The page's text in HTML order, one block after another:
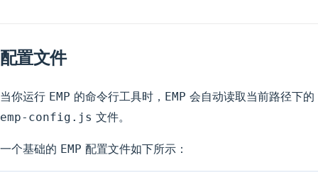
配置文件
当你运行 EMP 的命令行工具时， EMP 会自动读取当前路径下的
emp-config.js 文件。
一个基础的 EMP 配置文件如下所示：